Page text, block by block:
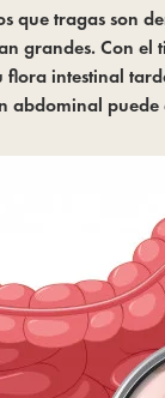
que tragas son
grandes. Con
intestinal
abdominal